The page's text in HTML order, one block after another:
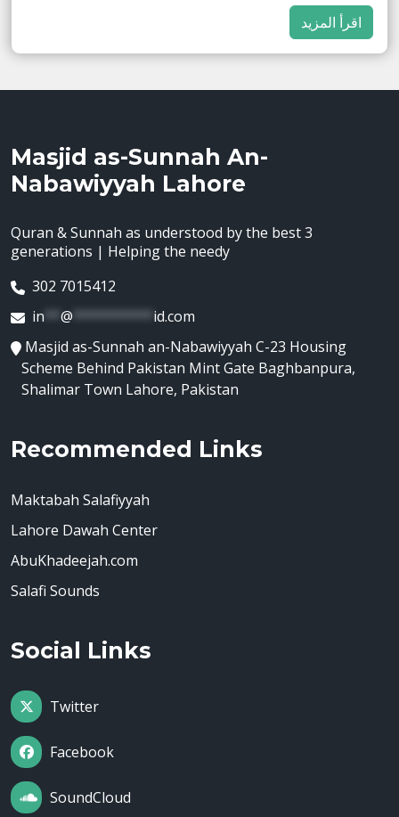
اقرأ المزيد
Masjid as-Sunnah An-
Nabawiyyah Lahore
Quran & Sunnah as understood by the best 3
generations | Helping the needy
302 7015412
in ** @ ********** id.com
Masjid as-Sunnah an-Nabawiyyah C-23 Housing
Scheme Behind Pakistan Mint Gate Baghbanpura,
Shalimar Town Lahore, Pakistan
Recommended Links
Maktabah Salafiyyah
Lahore Dawah Center
AbuKhadeejah.com
Salafi Sounds
Social Links
Twitter
Facebook
SoundCloud